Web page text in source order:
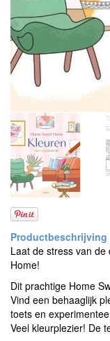
Laat de stress van
Home!
Dit prachtige Home
Vind een behaaglijk
toets en
Veel kleurplezier! De